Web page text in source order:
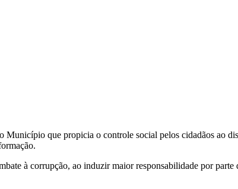
Município que propicia o controle social pelos cidadãos ao
à corrupção, ao induzir maior responsabilidade por